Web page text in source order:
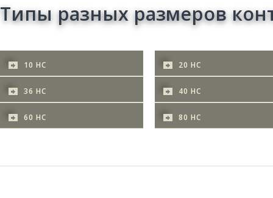
Типы разных размеров
10 HC 20 HC
36 HC 40 HC
60 HC 80 HC